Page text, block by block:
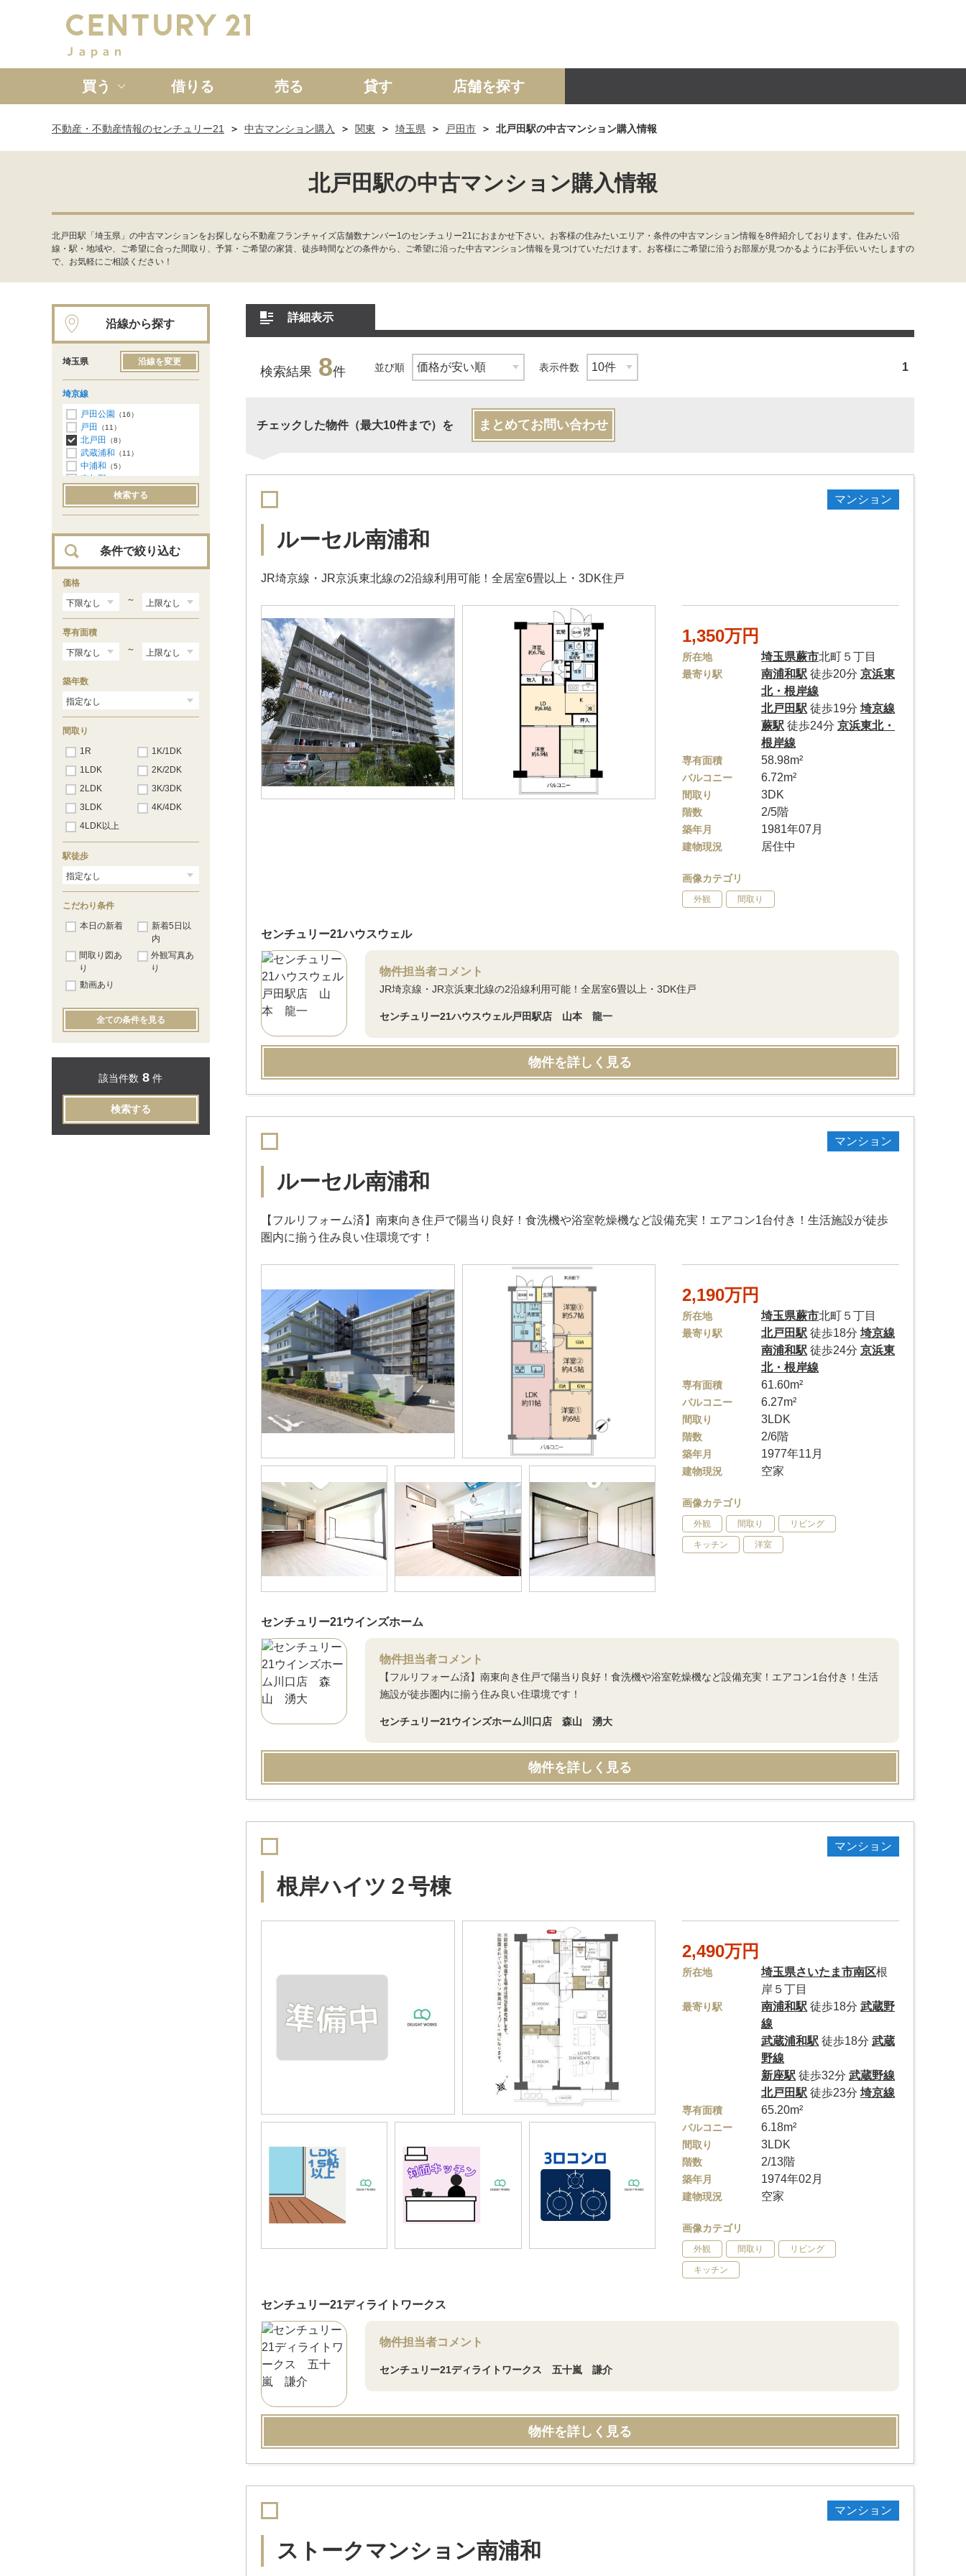
買う
新築一戸建て 中古一戸建て マンション 土地 事業投資用
借りる 売る 貸す 店舗を探す
不動産・不動産情報のセンチュリー21 中古マンション購入 関東 埼玉県 戸田市 北戸田駅の中古マンション購入情報
北戸田駅の中古マンション購入情報
北戸田駅「埼玉県」の中古マンションをお探しなら不動産フランチャイズ店舗数ナンバー1のセンチュリー21におまかせ下さい。お客様の住みたいエリア・条件の中古マンション情報を8件紹介しております。住みたい沿
線・駅・地域や、ご希望に合った間取り、予算・ご希望の家賃、徒歩時間などの条件から、ご希望に沿った中古マンション情報を見つけていただけます。お客様にご希望に沿うお部屋が見つかるようにお手伝いいたしますの
で、お気軽にご相談ください！
詳細表示
検索結果 8件 並び順 表示件数 1
チェックした物件（最大10件まで）を まとめてお問い合わせ
マンション
ルーセル南浦和
JR埼京線・JR京浜東北線の2沿線利用可能！全居室6畳以上・3DK住戸
1,350万円
所在地 埼玉県蕨市北町５丁目
最寄り駅 南浦和駅 徒歩20分京浜東
北・根岸線
北戸田駅 徒歩19分埼京線
蕨駅 徒歩24分京浜東北・
根岸線
専有面積 58.98m²
バルコニー 6.72m²
間取り 3DK
階数 2/5階
築年月 1981年07月
建物現況 居住中
画像カテゴリ
外観 間取り
センチュリー21ハウスウェル
物件担当者コメント
JR埼京線・JR京浜東北線の2沿線利用可能！全居室6畳以上・3DK住戸
センチュリー21ハウスウェル戸田駅店 山本 龍一
物件を詳しく見る
マンション
ルーセル南浦和
【フルリフォーム済】南東向き住戸で陽当り良好！食洗機や浴室乾燥機など設備充実！エアコン1台付き！生活施設が徒歩
圏内に揃う住み良い住環境です！
2,190万円
所在地 埼玉県蕨市北町５丁目
最寄り駅 北戸田駅 徒歩18分埼京線
南浦和駅 徒歩24分京浜東
北・根岸線
専有面積 61.60m²
バルコニー 6.27m²
間取り 3LDK
階数 2/6階
築年月 1977年11月
建物現況 空家
画像カテゴリ
外観 間取り リビング
キッチン 洋室
センチュリー21ウインズホーム
物件担当者コメント
【フルリフォーム済】南東向き住戸で陽当り良好！食洗機や浴室乾燥機など設備充実！エアコン1台付き！生活
施設が徒歩圏内に揃う住み良い住環境です！
センチュリー21ウインズホーム川口店 森山 湧大
物件を詳しく見る
マンション
根岸ハイツ２号棟
2,490万円
所在地 埼玉県さいたま市南区根
岸５丁目
最寄り駅 南浦和駅 徒歩18分武蔵野
線
武蔵浦和駅 徒歩18分武蔵
野線
新座駅 徒歩32分武蔵野線
北戸田駅 徒歩23分埼京線
専有面積 65.20m²
バルコニー 6.18m²
間取り 3LDK
階数 2/13階
築年月 1974年02月
建物現況 空家
画像カテゴリ
外観 間取り リビング
キッチン
センチュリー21ディライトワークス
物件担当者コメント
センチュリー21ディライトワークス 五十嵐 謙介
物件を詳しく見る
マンション
ストークマンション南浦和
沿線から探す
埼玉県 沿線を変更
埼京線
戸田公園
（16）
戸田 （11）
北戸田 （8）
武蔵浦和 （11）
中浦和 （5）
南与野
与野本町（3）
北与野（4）
大宮（16）
検索する
条件で絞り込む
価格
～
専有面積
～
築年数
間取り
1R
1K/1DK
1LDK
2K/2DK
2LDK
3K/3DK
3LDK
4K/4DK
4LDK以上
駅徒歩
こだわり条件
本日の新着
新着5日以
内
間取り図あ
り
外観写真あ
り
動画あり
全ての条件を見る
該当件数 8 件
検索する